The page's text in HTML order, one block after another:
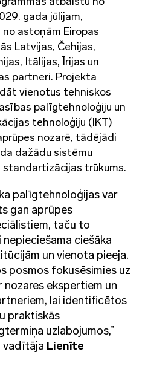
gada jūlijam,
astoņām Eiropas
Latvijas, Čehijas,
Itālijas, Īrijas un
partneri. Projekta
vienotus tehniskos
palīgtehnoloģiju un
tehnoloģiju (IKT)
nozarē, tādējādi
dažādu sistēmu
trūkums.
palīgtehnoloģijas var
gan aprūpes
taču to
ciešāka
un vienota pieeja.
posmos fokusēsimies uz
ekspertiem un
lai identificētos
praktiskās
uzlabojumos,”
vadītāja Lienīte